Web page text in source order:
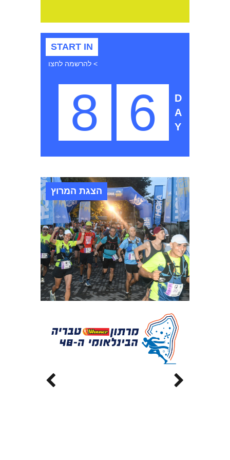
הצגת המרוץ
START IN
> להרשמה לחצו
8 6
D
A
Y